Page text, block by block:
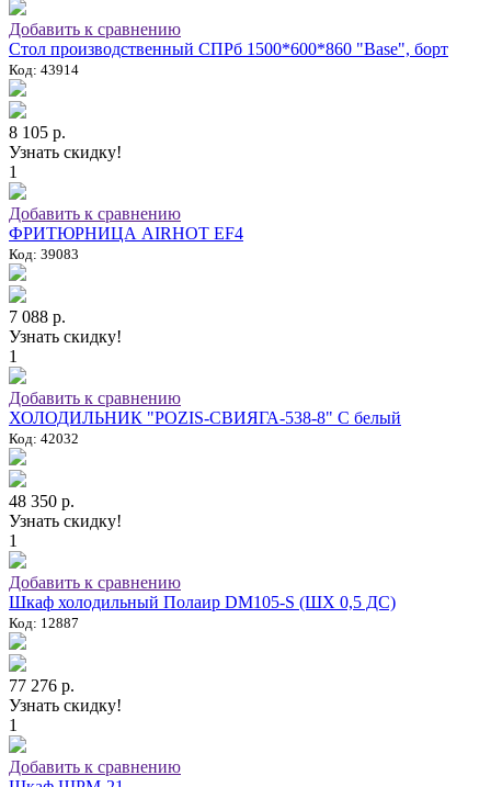
Добавить к сравнению
Стол производственный СПРб 1500*600*860 "Base", борт
Код: 43914
8 105 р.
Узнать скидку!
1
Добавить к сравнению
ФРИТЮРНИЦА AIRHOT EF4
Код: 39083
7 088 р.
Узнать скидку!
1
Добавить к сравнению
ХОЛОДИЛЬНИК "POZIS-СВИЯГА-538-8" C белый
Код: 42032
48 350 р.
Узнать скидку!
1
Добавить к сравнению
Шкаф холодильный Полаир DM105-S (ШХ 0,5 ДС)
Код: 12887
77 276 р.
Узнать скидку!
1
Добавить к сравнению